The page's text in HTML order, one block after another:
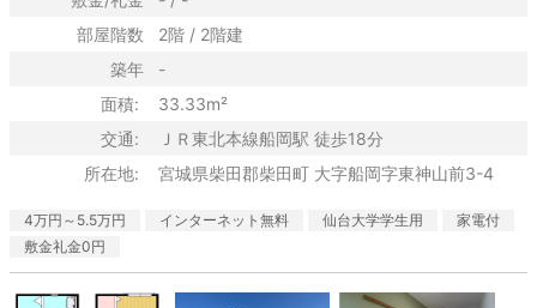
部屋階数
2階 / 2階建
築年
-
面積:
33.33m²
交通:
ＪＲ東北本線船岡駅 徒歩18分
所在地:
宮城県柴田郡柴田町 大字船岡字東神山前3-4
4万円～5.5万円 インターネット無料 仙台大学学生用
家電付
敷金礼金0円